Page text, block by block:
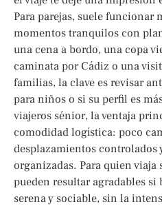
Para parejas, suele
momentos tranquilos con
una cena a bordo, una copa
caminata por Cádiz o una
familias, la clave es revisar
para niños o si su perfil es
viajeros sénior, la ventaja
comodidad logística: poco
desplazamientos controlados
organizadas. Para quien viaja
pueden resultar agradables si
serena y sociable, sin la